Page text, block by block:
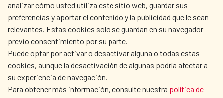
analizar cómo usted utiliza este sitio web, guardar sus
preferencias y aportar el contenido y la publicidad que le sean
relevantes. Estas cookies solo se guardan en su navegador
previo consentimiento por su parte.
Puede optar por activar o desactivar alguna o todas estas
cookies, aunque la desactivación de algunas podría afectar a
su experiencia de navegación.
Para obtener más información, consulte nuestra política de
OUR SOCIAL MEDIA